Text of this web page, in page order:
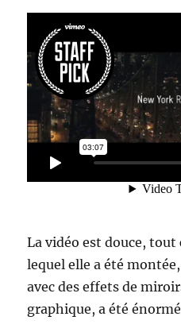
La vidéo est douce,
lequel elle a été
avec des effets de
graphique, a été